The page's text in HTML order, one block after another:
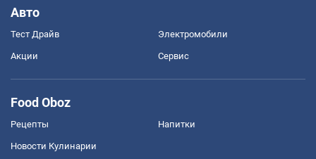
Авто
Тест Драйв Электромобили
Акции Сервис
Food Oboz
Рецепты Напитки
Новости Кулинарии